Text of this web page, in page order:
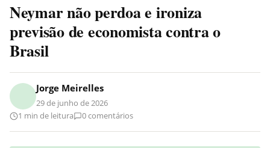
Neymar não perdoa e ironiza
previsão de economista contra o
Brasil
Jorge Meirelles
29 de junho de 2026
1 min de leitura
0 comentários